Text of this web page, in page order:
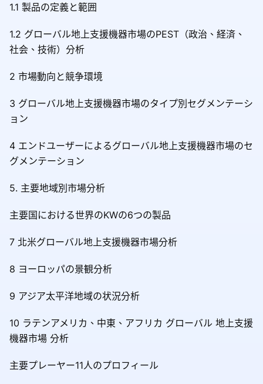
1.1 製品の定義と範囲
1.2 グローバル地上支援機器市場のPEST（政治、経済、
社会、技術）分析
2 市場動向と競争環境
3 グローバル地上支援機器市場のタイプ別セグメンテーシ
ョン
4 エンドユーザーによるグローバル地上支援機器市場のセ
グメンテーション
5. 主要地域別市場分析
主要国における世界のKWの6つの製品
7 北米グローバル地上支援機器市場分析
8 ヨーロッパの景観分析
9 アジア太平洋地域の状況分析
10 ラテンアメリカ、中東、アフリカ グローバル 地上支援
機器市場 分析
主要プレーヤー11人のプロフィール